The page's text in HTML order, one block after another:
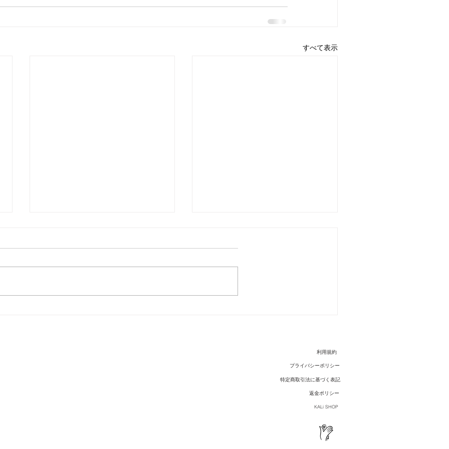
すべて表示
Tigga 初Grass Roots
利用規約
プライバシーポリシー
特定商取引法に基づく表記
返金ポリシー
KALi SHOP